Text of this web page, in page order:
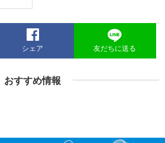
シェア 友だちに送る
おすすめ情報